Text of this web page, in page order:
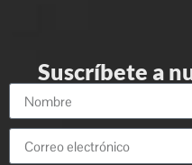
Suscríbete a